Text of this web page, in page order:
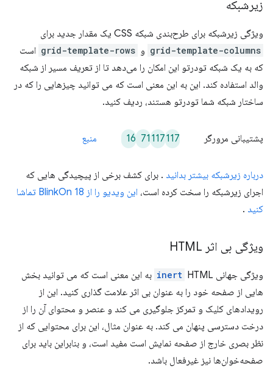
زیرشبکه
ویژگی زیرشبکه برای طرح‌بندی شبکه CSS یک مقدار جدید برای
grid-template-columns و grid-template-rows است
که به یک شبکه تودرتو این امکان را می‌دهد تا از تعریف مسیر از شبکه
والد استفاده کند. این به این معنی است که می توانید چیزهایی را که در
ساختار شبکه شما تودرتو هستند، ردیف کنید.
پشتیبانی مرورگر 117
117
71
16 منبع
درباره زیرشبکه بیشتر بدانید . برای کشف برخی از پیچیدگی هایی که
اجرای زیرشبکه را سخت کرده است،
این ویدیو را از BlinkOn 18 تماشا
کنید .
ویژگی بی اثر HTML
ویژگی جهانی inert HTML به این معنی است که می توانید بخش
هایی از صفحه خود را به عنوان بی اثر علامت گذاری کنید. این از
رویدادهای کلیک و تمرکز جلوگیری می کند و عنصر و محتوای آن را از
درخت دسترسی پنهان می کند. به عنوان مثال، این برای محتوایی که از
نظر بصری خارج از صفحه نمایش است مفید است، و بنابراین باید برای
صفحه‌خوان‌ها نیز غیرفعال باشد.